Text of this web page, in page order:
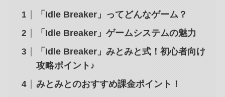
「Idle Breaker」ってどんなゲーム？
「Idle Breaker」ゲームシステムの魅力
「Idle Breaker」みとみと式！初心者向け
攻略ポイント♪
みとみとのおすすめ課金ポイント！